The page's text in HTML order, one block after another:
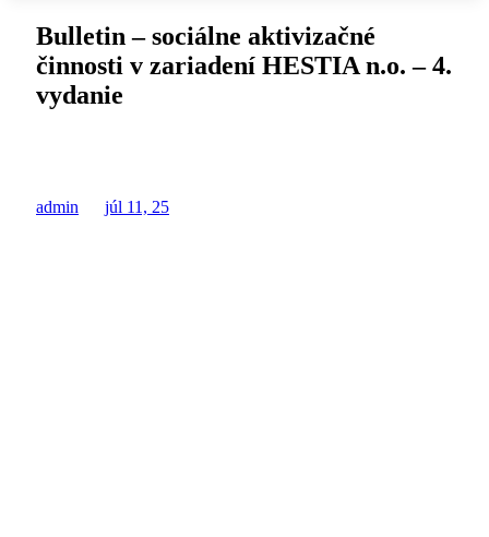
Bulletin – sociálne aktivizačné
činnosti v zariadení HESTIA n.o. – 4.
vydanie
admin júl 11, 25